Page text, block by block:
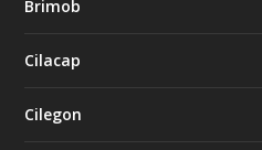
Brimob
Cilacap
Cilegon